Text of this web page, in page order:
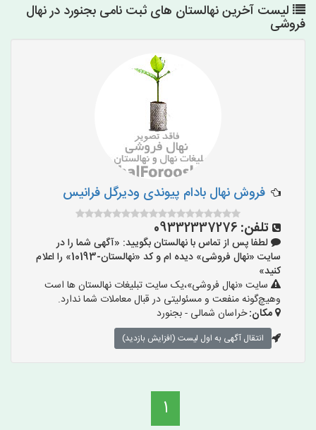
لیست آخرین نهالستان های ثبت نامی بجنورد در نهال
فروشی
فروش نهال بادام پیوندی ودیرگل فرانیس
تلفن: 09332337276
لطفا پس از تماس با نهالستان بگویید: «آگهی شما را در
سایت «نهال فروشی» دیده ام و کد «نهالستان-10193» را اعلام
کنید»
سایت «نهال فروشی»،یک سایت تبلیغات نهالستان ها است
وهیچ‌گونه منفعت و مسئولیتی در قبال معاملات شما ندارد.
مکان:خراسان شمالی - بجنورد
انتقال آگهی به اول لیست (افزایش بازدید)
1